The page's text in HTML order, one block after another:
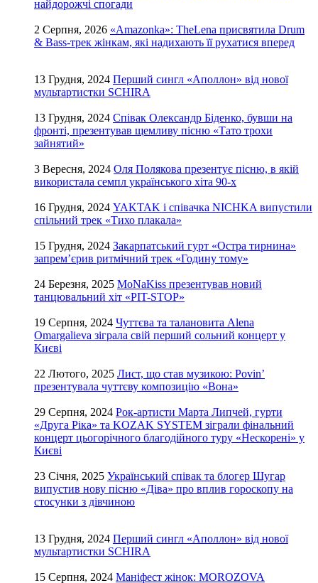
найдорожчі спогади
2 Серпня, 2026 «Amazonka»: TheLena присвятила Drum
& Bass-трек жінкам, які надихають її рухатися вперед
13 Грудня, 2024 Перший сингл «Аполлон» від нової
мультартистки SCHIRA
13 Грудня, 2024 Співак Олександр Біденко, бувши на
фронті, презентував щемливу пісню «Тато трохи
зайнятий»
3 Вересня, 2024 Оля Полякова презентує пісню, в якій
використала семпл українського хіта 90-х
16 Грудня, 2024 YAKTAK і співачка NICHKA випустили
спільний трек «Тихо плакала»
15 Грудня, 2024 Закарпатський гурт «Остра тирнина»
запрем’єрив ритмічний трек «Годину тому»
24 Березня, 2025 MoNaKiss презентував новий
танцювальний хіт «PIT-STOP»
19 Серпня, 2024 Чуттєва та талановита Alena
Omargalieva зіграла свій перший сольний концерт у
Києві
22 Лютого, 2025 Лист, що став музикою: Povin’
презентувала чуттєву композицію «Вона»
29 Серпня, 2024 Рок-артисти Марта Липчей, гурти
«Друга Ріка» та KOZAK SYSTEM зіграли фінальний
концерт цьогорічного благодійного туру «Нескорені» у
Києві
23 Січня, 2025 Український співак та блогер Шугар
випустив нову пісню «Діва» про вплив гороскопу на
стосунки з дівчиною
13 Грудня, 2024 Перший сингл «Аполлон» від нової
мультартистки SCHIRA
15 Серпня, 2024 Маніфест жінок: MOROZOVA